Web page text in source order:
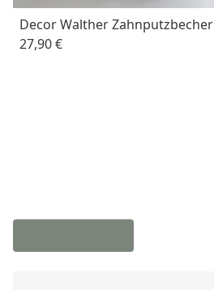
Decor Walther Zahnputzbecher
27,90 €